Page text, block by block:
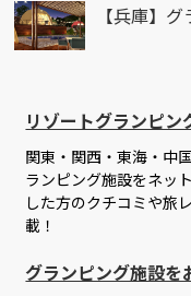
【兵庫】
リゾートグランピ
関東・関西・東海・中
ランピング施設をネッ
した方のクチコミや旅
載！
グランピング施設